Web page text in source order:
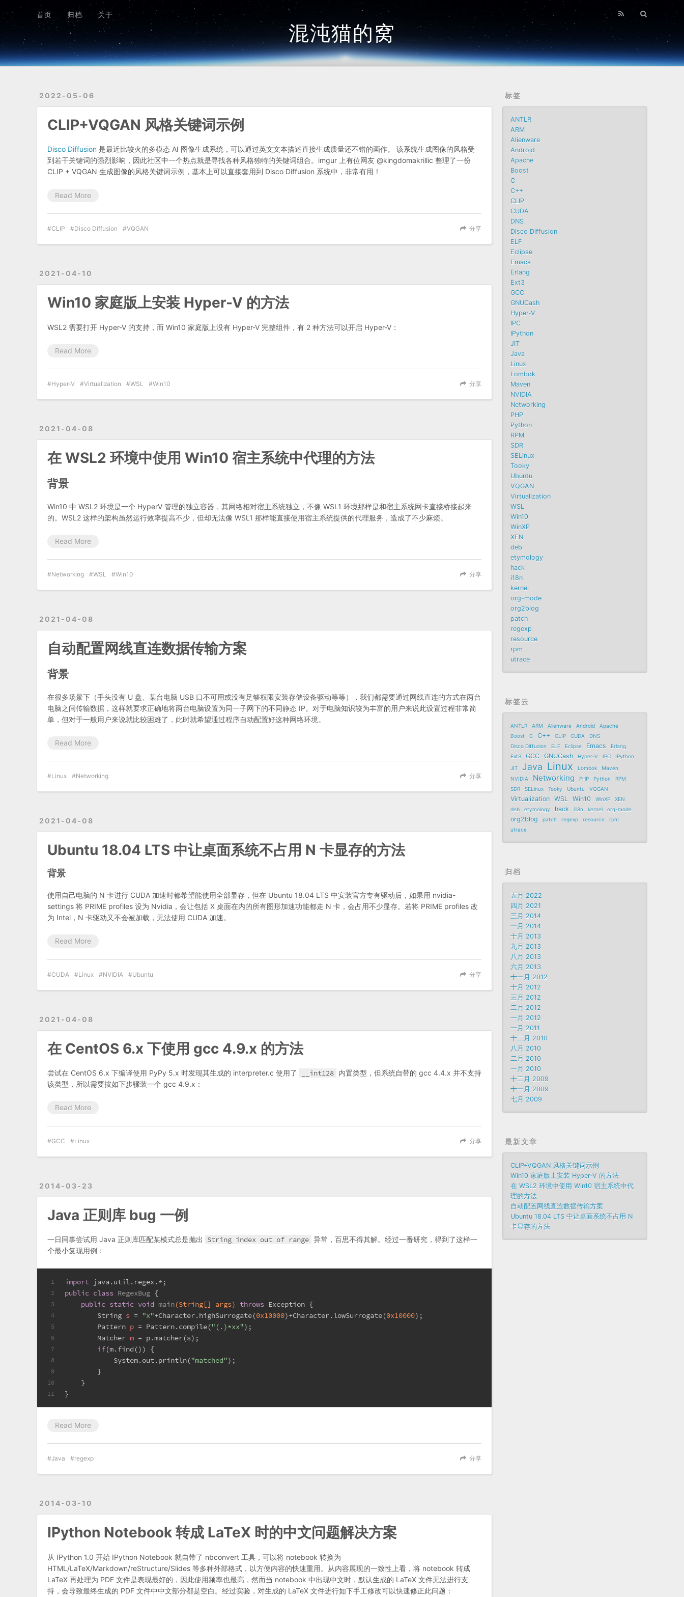
混沌猫的窝
首页 归档 关于
2022-05-06
CLIP+VQGAN 风格关键词示例
Disco Diffusion 是最近比较火的多模态 AI 图像生成系统，可以通过英文文本描述直接生成质量还不错的画作。 该系统生成图像的风格受
到若干关键词的强烈影响，因此社区中一个热点就是寻找各种风格独特的关键词组合。imgur 上有位网友 @kingdomakrillic 整理了一份
CLIP + VQGAN 生成图像的风格关键词示例，基本上可以直接套用到 Disco Diffusion 系统中，非常有用！
Read More
分享
CLIP Disco Diffusion VQGAN
2021-04-10
Win10 家庭版上安装 Hyper-V 的方法
WSL2 需要打开 Hyper-V 的支持，而 Win10 家庭版上没有 Hyper-V 完整组件，有 2 种方法可以开启 Hyper-V：
Read More
分享
Hyper-V Virtualization WSL Win10
2021-04-08
在 WSL2 环境中使用 Win10 宿主系统中代理的方法
背景
Win10 中 WSL2 环境是一个 HyperV 管理的独立容器，其网络相对宿主系统独立，不像 WSL1 环境那样是和宿主系统网卡直接桥接起来
的。WSL2 这样的架构虽然运行效率提高不少，但却无法像 WSL1 那样能直接使用宿主系统提供的代理服务，造成了不少麻烦。
Read More
分享
Networking WSL Win10
2021-04-08
自动配置网线直连数据传输方案
背景
在很多场景下（手头没有 U 盘、某台电脑 USB 口不可用或没有足够权限安装存储设备驱动等等），我们都需要通过网线直连的方式在两台
电脑之间传输数据，这样就要求正确地将两台电脑设置为同一子网下的不同静态 IP。对于电脑知识较为丰富的用户来说此设置过程非常简
单，但对于一般用户来说就比较困难了，此时就希望通过程序自动配置好这种网络环境。
Read More
分享
Linux Networking
2021-04-08
Ubuntu 18.04 LTS 中让桌面系统不占用 N 卡显存的方法
背景
使用自己电脑的 N 卡进行 CUDA 加速时都希望能使用全部显存，但在 Ubuntu 18.04 LTS 中安装官方专有驱动后，如果用 nvidia-
settings 将 PRIME profiles 设为 Nvidia，会让包括 X 桌面在内的所有图形加速功能都走 N 卡，会占用不少显存。若将 PRIME profiles 改
为 Intel，N 卡驱动又不会被加载，无法使用 CUDA 加速。
Read More
分享
CUDA Linux NVIDIA Ubuntu
2021-04-08
在 CentOS 6.x 下使用 gcc 4.9.x 的方法
尝试在 CentOS 6.x 下编译使用 PyPy 5.x 时发现其生成的 interpreter.c 使用了 __int128 内置类型，但系统自带的 gcc 4.4.x 并不支持
该类型，所以需要按如下步骤装一个 gcc 4.9.x：
Read More
分享
GCC Linux
2014-03-23
Java 正则库 bug 一例
一日同事尝试用 Java 正则库匹配某模式总是抛出 String index out of range 异常，百思不得其解。经过一番研究，得到了这样一
个最小复现用例：
1
2
3
4
5
6
7
8
9
10
11
import java.util.regex.*;
public class RegexBug {
public static void main(String[] args) throws Exception {
String s = "x"+Character.highSurrogate(0x10000)+Character.lowSurrogate(0x10000);
Pattern p = Pattern.compile("(.)*xx");
Matcher m = p.matcher(s);
if(m.find()) {
            System.out.println(
"matched");
        }
    }
}
Read More
分享
Java regexp
2014-03-10
IPython Notebook 转成 LaTeX 时的中文问题解决方案
从 IPython 1.0 开始 IPython Notebook 就自带了 nbconvert 工具，可以将 notebook 转换为
HTML/LaTeX/Markdown/reStructure/Slides 等多种外部格式，以方便内容的快速重用。从内容展现的一致性上看，将 notebook 转成
LaTeX 再处理为 PDF 文件是表现最好的，因此使用频率也最高，然而当 notebook 中出现中文时，默认生成的 LaTeX 文件无法进行支
持，会导致最终生成的 PDF 文件中中文部分都是空白。经过实验，对生成的 LaTeX 文件进行如下手工修改可以快速修正此问题：
标签
ANTLR
ARM
Alienware
Android
Apache
Boost
C
C++
CLIP
CUDA
DNS
Disco Diffusion
ELF
Eclipse
Emacs
Erlang
Ext3
GCC
GNUCash
Hyper-V
IPC
IPython
JIT
Java
Linux
Lombok
Maven
NVIDIA
Networking
PHP
Python
RPM
SDR
SELinux
Tooky
Ubuntu
VQGAN
Virtualization
WSL
Win10
WinXP
XEN
deb
etymology
hack
i18n
kernel
org-mode
org2blog
patch
regexp
resource
rpm
utrace
标签云
ANTLR ARM Alienware Android
Apache
Boost
C C++ CLIP CUDA
DNS
Disco Diffusion
ELF Eclipse Emacs
Erlang
Ext3
GCC GNUCash Hyper-V IPC
IPython
JIT
Java Linux Lombok
Maven
NVIDIA
Networking PHP Python
RPM
SDR
SELinux Tooky Ubuntu VQGAN
Virtualization WSL Win10 WinXP
XEN
deb
etymology hack i18n kernel org-mode
org2blog patch regexp resource
rpm
utrace
归档
五月 2022
四月 2021
三月 2014
一月 2014
十月 2013
九月 2013
八月 2013
六月 2013
十一月 2012
十月 2012
三月 2012
二月 2012
一月 2012
一月 2011
十二月 2010
八月 2010
二月 2010
一月 2010
十二月 2009
十一月 2009
七月 2009
最新文章
CLIP+VQGAN 风格关键词示例
Win10 家庭版上安装 Hyper-V 的方法
在 WSL2 环境中使用 Win10 宿主系统中代
理的方法
自动配置网线直连数据传输方案
Ubuntu 18.04 LTS 中让桌面系统不占用 N
卡显存的方法
归档 关于